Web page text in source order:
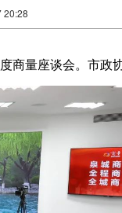
20:28
商量座谈会。市政